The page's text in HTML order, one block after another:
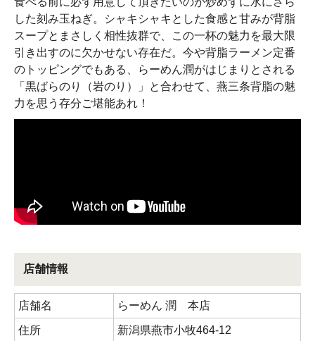
した刻み玉ねぎ。シャキシャキとした食感と甘みが背脂
スープとまさしく相性抜群で、この一杯の魅力を最大限
引き出すのに欠かせない存在だ。今や背脂ラーメン定番
のトッピングでもある、らーめん潤がはじまりとされる
「黒ばらのり（岩のり）」と合わせて、燕三条背脂の魅
力を思う存分ご堪能あれ！
店舗情報
店舗名 らーめん 潤 本店
住所 新潟県燕市小牧464-12